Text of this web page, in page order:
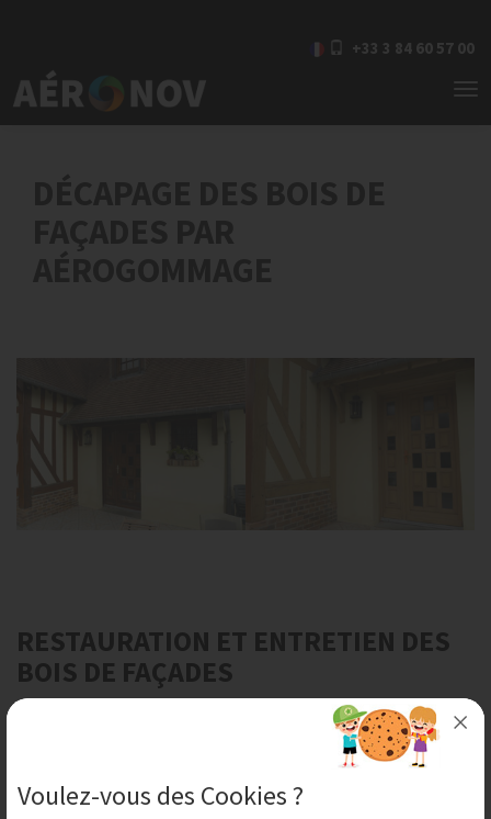
+33 3 84 60 57 00
RESTAURATION ET ENTRETIEN DES
BOIS DE FAÇADES
La restauration et l'entretien des bois de façades peut
procédé de décapage non agressif qui respecte la
Voulez-vous des Cookies ?